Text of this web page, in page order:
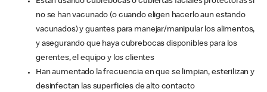
no se han vacunado (o cuando eligen hacerlo aun estando
vacunados) y guantes para manejar/manipular los alimentos,
y asegurando que haya cubrebocas disponibles para los
gerentes, el equipo y los clientes
Han aumentado la frecuencia en que se limpian, esterilizan y
desinfectan las superficies de alto contacto